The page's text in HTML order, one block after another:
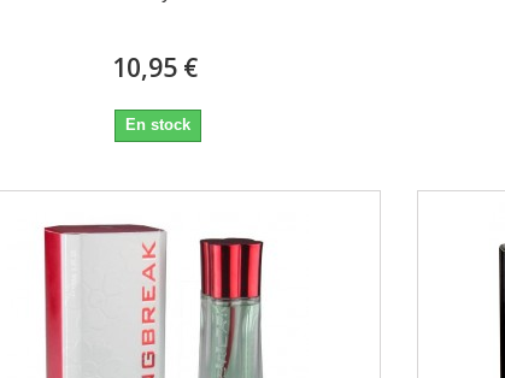
10,95 €
En stock